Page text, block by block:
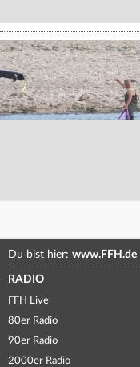
Du bist hier: www.FFH.de
RADIO
FFH Live
80er Radio
90er Radio
2000er Radio